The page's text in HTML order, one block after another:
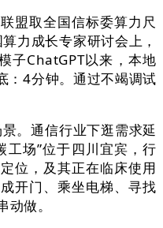
取全国信标委算力尺
力成长专家研讨会上，
子ChatGPT以来，本地
：4分钟。通过不竭调试
。通信行业下逛需求延
工场”位于四川宜宾，行
位，及其正在临床使用
开门、乘坐电梯、寻找
做。